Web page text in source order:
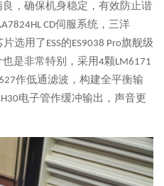
良，确保机身稳定，有效防止谐
CD伺服系统，三洋
选用了ESS的ES9038 Pro旗舰级
是非常特别，采用4颗LM6171
作低通滤波，构建全平衡输
电子管作缓冲输出，声音更